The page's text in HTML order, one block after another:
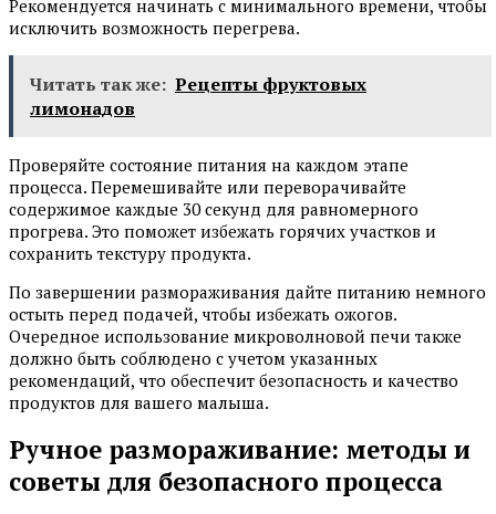
Рекомендуется начинать с минимального времени, чтобы
исключить возможность перегрева.
Читать так же: Рецепты фруктовых
лимонадов
Проверяйте состояние питания на каждом этапе
процесса. Перемешивайте или переворачивайте
содержимое каждые 30 секунд для равномерного
прогрева. Это поможет избежать горячих участков и
сохранить текстуру продукта.
По завершении размораживания дайте питанию немного
остыть перед подачей, чтобы избежать ожогов.
Очередное использование микроволновой печи также
должно быть соблюдено с учетом указанных
рекомендаций, что обеспечит безопасность и качество
продуктов для вашего малыша.
Ручное размораживание: методы и
советы для безопасного процесса